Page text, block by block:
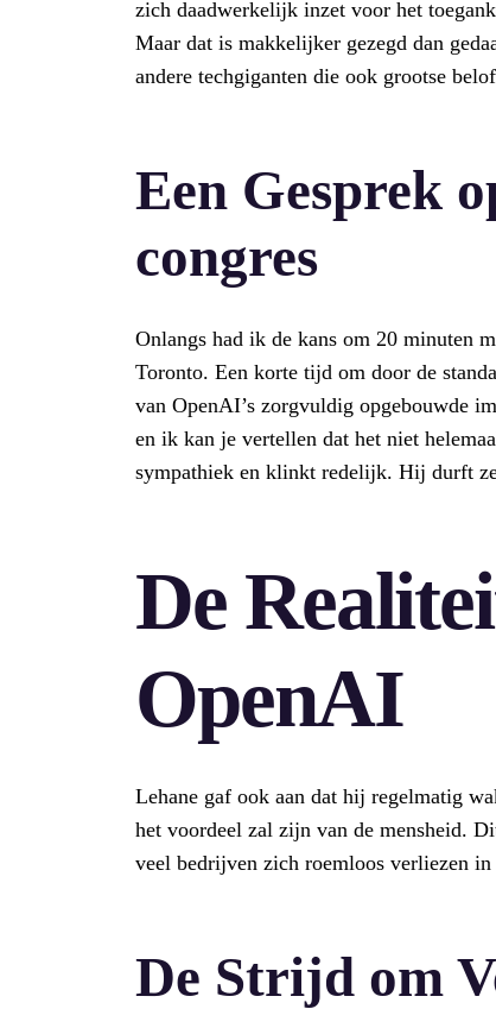
zich daadwerkelijk inzet voor het
Maar dat is makkelijker gezegd dan
andere techgiganten die ook grootse
Een Gesprek
congres
Onlangs had ik de kans om 20 minuten
Toronto. Een korte tijd om door de
van OpenAI’s zorgvuldig opgebouwde
en ik kan je vertellen dat het niet
sympathiek en klinkt redelijk. Hij durft
De
OpenAI
Lehane gaf ook aan dat hij regelmatig
het voordeel zal zijn van de mensheid.
veel bedrijven zich roemloos verliezen
De Strijd om